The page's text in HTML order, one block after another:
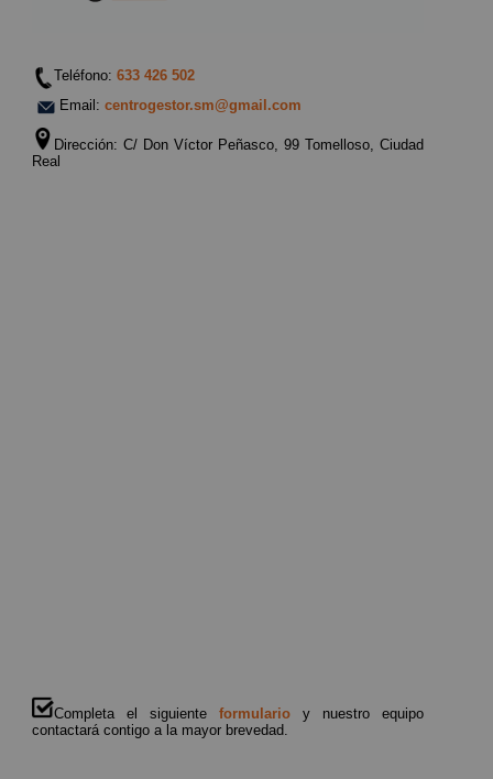
Teléfono: 633 426 502
Email: centrogestor.sm@gmail.com
Dirección: C/ Don Víctor Peñasco, 99 Tomelloso, Ciudad
Real
Completa el siguienteformulario
y nuestro equipo
contactará contigo a la mayor brevedad.